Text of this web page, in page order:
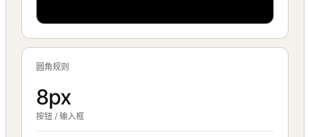
圆角规则
8px
按钮 / 输入框